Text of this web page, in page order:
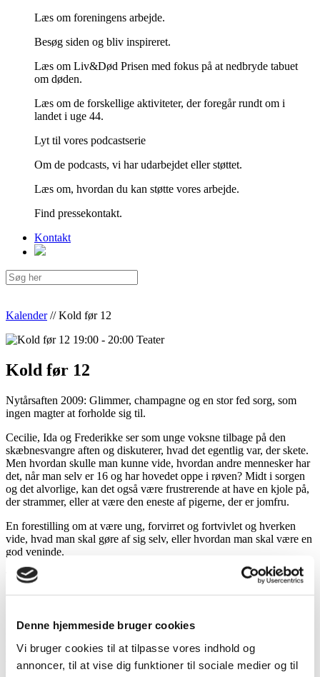
Denne hjemmeside bruger cookies
Vi bruger cookies til at tilpasse vores indhold og
annoncer, til at vise dig funktioner til sociale medier og til
Læs om foreningens arbejde.
Besøg siden og bliv inspireret.
Læs om Liv&Død Prisen med fokus på at nedbryde tabuet
om døden.
Læs om de forskellige aktiviteter, der foregår rundt om i
landet i uge 44.
Lyt til vores podcastserie
Om de podcasts, vi har udarbejdet eller støttet.
Læs om, hvordan du kan støtte vores arbejde.
Find pressekontakt.
Kontakt
Kalender//Kold før 12
19:00 - 20:00 Teater
Kold før 12
Nytårsaften 2009: Glimmer, champagne og en stor fed sorg, som
ingen magter at forholde sig til.
Cecilie, Ida og Frederikke ser som unge voksne tilbage på den
skæbnesvangre aften og diskuterer, hvad det egentlig var, der skete.
Men hvordan skulle man kunne vide, hvordan andre mennesker har
det, når man selv er 16 og har hovedet oppe i røven? Midt i sorgen
og det alvorlige, kan det også være frustrerende at have en kjole på,
der strammer, eller at være den eneste af pigerne, der er jomfru.
En forestilling om at være ung, forvirret og fortvivlet og hverken
vide, hvad man skal gøre af sig selv, eller hvordan man skal være en
god veninde.
Tre piger, en nytårsaften og tre forskellige historier.
Forestillingen bliver opsat i samarbejde med Landsforeningen
Den får man også adgang til, når man køber billetter. Vi opfordrer
til, at man kommer minimum en halv time før forestillingens start,